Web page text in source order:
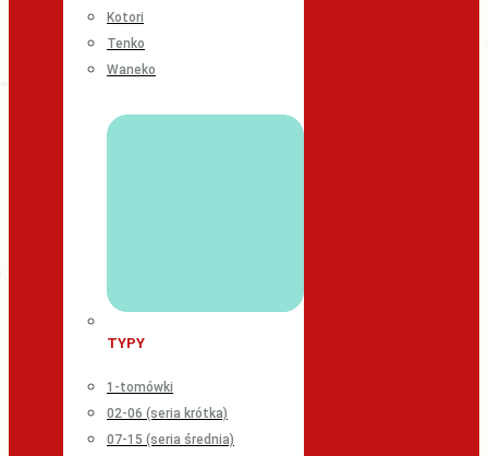
Kotori
Tenko
Waneko
TYPY
1-tomówki
02-06 (seria krótka)
07-15 (seria średnia)